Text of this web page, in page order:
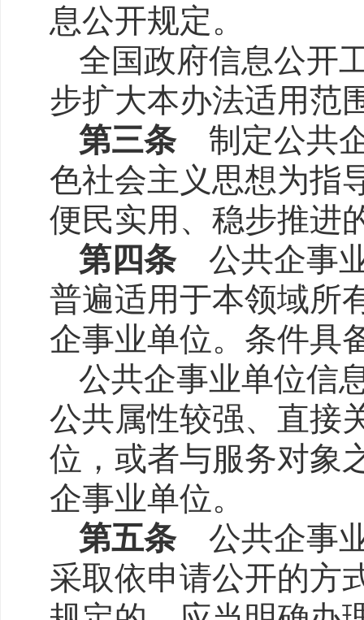
息公开规定。
全国政府信息公开
步扩大本办法适用范
第三条制定公共企
色社会主义思想为指
便民实用、稳步推进
第四条公共企事业
普遍适用于本领域所
企事业单位。条件具
公共企事业单位信
公共属性较强、直接
位，或者与服务对象
企事业单位。
第五条公共企事业
采取依申请公开的方